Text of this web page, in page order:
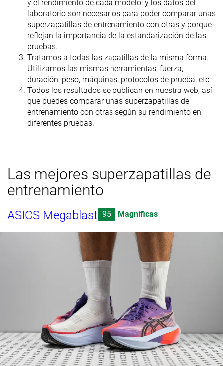
y el rendimiento de cada modelo; y los datos del
laboratorio son necesarios para poder comparar unas
superzapatillas de entrenamiento con otras y porque
reflejan la importancia de la estandarización de las
pruebas.
Tratamos a todas las zapatillas de la misma forma.
Utilizamos las mismas herramientas, fuerza,
duración, peso, máquinas, protocolos de prueba, etc.
Todos los resultados se publican en nuestra web, así
que puedes comparar unas superzapatillas de
entrenamiento con otras según su rendimiento en
diferentes pruebas.
Las mejores superzapatillas de
entrenamiento
ASICS Megablast 95 Magníficas